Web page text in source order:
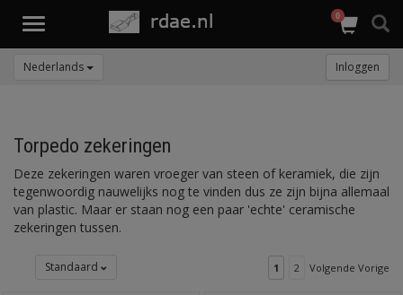
Toggle
0
Nederlands Inloggen
Torpedo zekeringen
Deze zekeringen waren vroeger van steen of keramiek, die zijn
tegenwoordig nauwelijks nog te vinden dus ze zijn bijna allemaal
van plastic. Maar er staan nog een paar 'echte' ceramische
zekeringen tussen.
Standaard 1 2 Volgende Vorige